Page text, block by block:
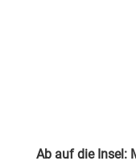
Ab auf die Insel: